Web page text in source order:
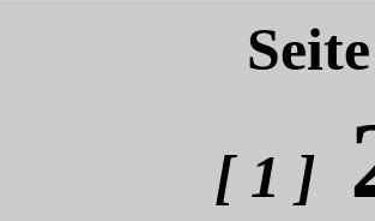
[ 1 ]